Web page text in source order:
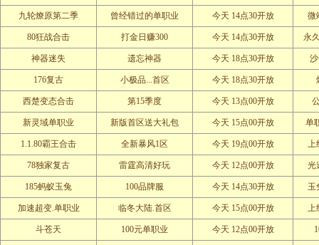
九轮燎原第二季 曾经错过的单职业 今天 14点30开放 微
80狂战合击 打金日赚300 今天 14点30开放 永
神器迷失 遗忘神器 今天 18点30开放
176复古 小极品...首区 今天 18点30开放
西楚变态合击 第15季度 今天 13点00开放
新灵域单职业 新版首区送大礼包 今天 15点00开放 单
1.1.80霸王合击 全新暴风1区 今天 19点00开放 上
78独家复古 雷霆高清好玩 今天 12点00开放 光
185蚂蚁玉兔 100品牌服 今天 14点30开放 玉
加速超变.单职业 临冬大陆.首区 今天 15点00开放 上
斗苍天 100元单职业 今天 12点00开放